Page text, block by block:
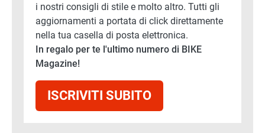
i nostri consigli di stile e molto altro. Tutti gli
aggiornamenti a portata di click direttamente
nella tua casella di posta elettronica.
In regalo per te l'ultimo numero di BIKE
Magazine!
ISCRIVITI SUBITO